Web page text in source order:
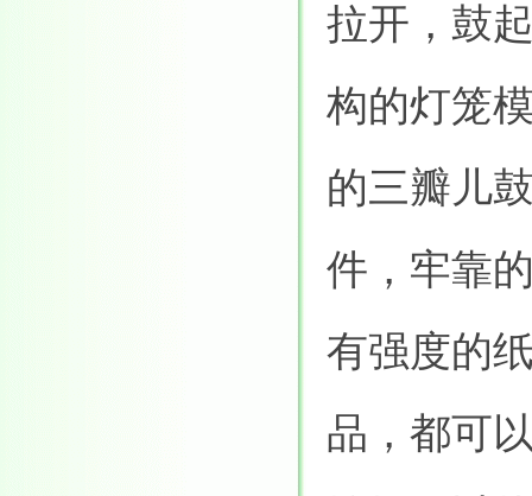
拉开，鼓
构的灯笼
的三瓣儿
件，牢靠
有强度的
品，都可